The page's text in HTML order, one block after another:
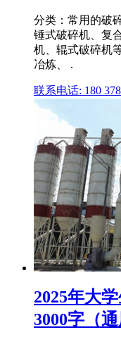
分类：常用的破
锤式破碎机、复
机、辊式破碎机
冶炼、 .
联系电话: 180
2025年大
3000字（通